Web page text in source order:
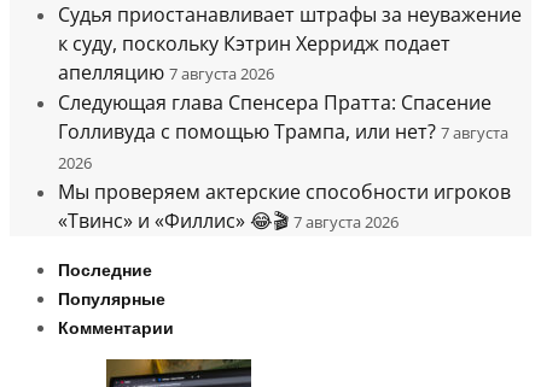
Судья приостанавливает штрафы за неуважение
к суду, поскольку Кэтрин Херридж подает
апелляцию 7 августа 2026
Следующая глава Спенсера Пратта: Спасение
Голливуда с помощью Трампа, или нет? 7 августа
2026
Мы проверяем актерские способности игроков
«Твинс» и «Филлис» 😂🎬 7 августа 2026
Последние
Популярные
Комментарии